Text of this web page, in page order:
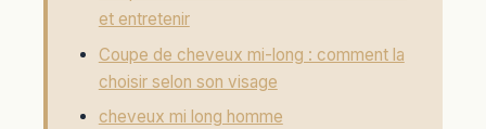
et entretenir
Coupe de cheveux mi-long : comment la
choisir selon son visage
cheveux mi long homme